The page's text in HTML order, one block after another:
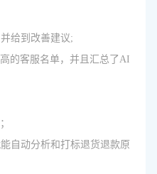
给到改善建议;
的客服名单，并且汇总了AI
自动分析和打标退货退款原